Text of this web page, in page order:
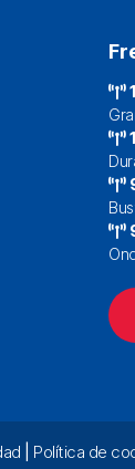
Política de